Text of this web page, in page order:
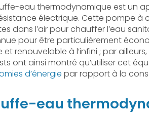
eau thermodynamique est un
électrique. Cette pompe
dans l’air pour chauffer l’eau
pour être particulièrement
et renouvelable à l’infini ; par
ont ainsi montré qu’utiliser cet
d’énergie par rapport à la
eau